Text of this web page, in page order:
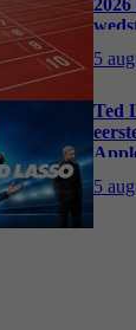
5
Ted
5